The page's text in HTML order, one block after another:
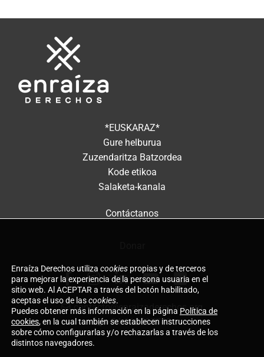
*EUSKARAZ*
Gure helburua
Zuzendaritza Batzordea
Kode etikoa
Salaketa-kanala
Contáctanos
contacto@enraizaderechos.org
+34 660597743
Enraíza Derechos utiliza cookies propias y de terceros
para mejorar la experiencia de la persona usuaria en el
sitio web. Al ACEPTAR a través del botón habilitado,
aceptas el uso de lascookies.
Puedes obtener más información en la página Política de
cookies, en la cual también se establecen instrucciones
sobre cómo configurarlas y/o rechazarlas a través de los
distintos navegadores.